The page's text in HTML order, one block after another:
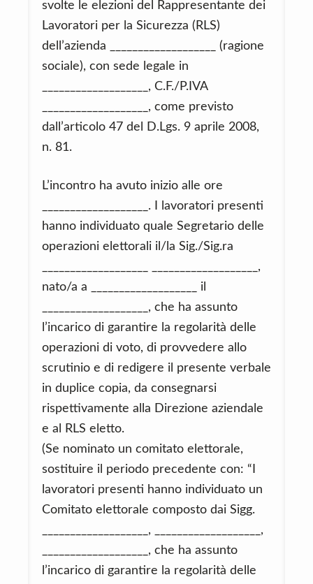
svolte le elezioni del Rappresentante dei
Lavoratori per la Sicurezza (RLS)
dell’azienda ___________________ (ragione
sociale), con sede legale in
___________________, C.F./P.IVA
___________________, come previsto
dall’articolo 47 del D.Lgs. 9 aprile 2008,
n. 81.
L’incontro ha avuto inizio alle ore
___________________. I lavoratori presenti
hanno individuato quale Segretario delle
operazioni elettorali il/la Sig./Sig.ra
___________________ ___________________,
nato/a a ___________________ il
___________________, che ha assunto
l’incarico di garantire la regolarità delle
operazioni di voto, di provvedere allo
scrutinio e di redigere il presente verbale
in duplice copia, da consegnarsi
rispettivamente alla Direzione aziendale
e al RLS eletto.
(Se nominato un comitato elettorale,
sostituire il periodo precedente con: “I
lavoratori presenti hanno individuato un
Comitato elettorale composto dai Sigg.
___________________, ___________________,
___________________, che ha assunto
l’incarico di garantire la regolarità delle